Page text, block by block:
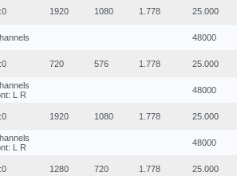
1920 1080 1.778 25.000
48000
720 576 1.778 25.000
L R
48000
1920 1080 1.778 25.000
L R
48000
1280 720 1.778 25.000